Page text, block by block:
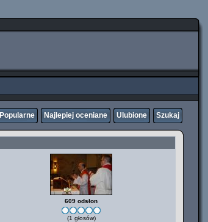
Popularne Najlepiej oceniane Ulubione Szukaj
609 odsłon
(1 głosów)